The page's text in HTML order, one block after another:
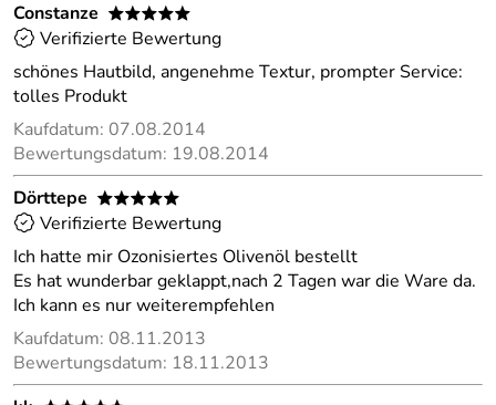
Constanze
*****
Verifizierte Bewertung
schönes Hautbild, angenehme Textur, prompter Service:
tolles Produkt
Kaufdatum: 07.08.2014
Bewertungsdatum: 19.08.2014
Dörttepe
*****
Verifizierte Bewertung
Ich hatte mir Ozonisiertes Olivenöl bestellt
Es hat wunderbar geklappt,nach 2 Tagen war die Ware da.
Ich kann es nur weiterempfehlen
Kaufdatum: 08.11.2013
Bewertungsdatum: 18.11.2013